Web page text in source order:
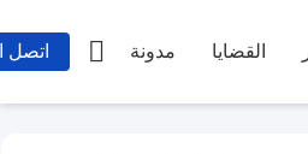
القضايا مدونة اتصل 